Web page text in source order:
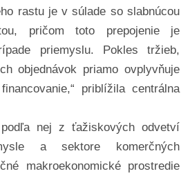
rastu je v súlade so slabnúcou
pričom toto prepojenie je
priemyslu. Pokles tržieb,
objednávok priamo ovplyvňuje
priblížila centrálna
nej z ťažiskových odvetví
a sektore komerčných
makroekonomické prostredie